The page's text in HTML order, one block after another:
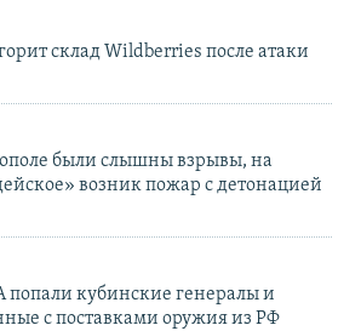
склад Wildberries после атаки
были слышны взрывы, на
возник пожар с детонацией
кубинские генералы и
с поставками оружия из РФ